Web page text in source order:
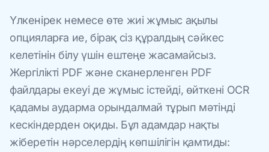
Үлкенірек немесе өте жиі жұмыс ақылы
опцияларға ие, бірақ сіз құралдың сәйкес
келетінін білу үшін ештеңе жасамайсыз.
Жергілікті PDF және сканерленген PDF
файлдары екеуі де жұмыс істейді, өйткені OCR
қадамы аударма орындалмай тұрып мәтінді
кескіндерден оқиды. Бұл адамдар нақты
жіберетін нәрселердің көпшілігін қамтиды: